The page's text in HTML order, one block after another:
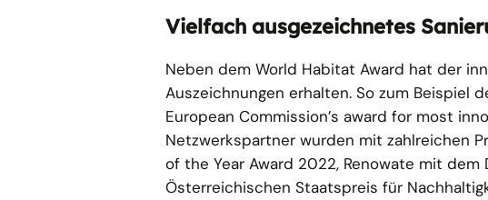
Vielfach ausgezeichnetes
Neben dem World Habitat Award hat der
Auszeichnungen erhalten. So zum Beispiel
European Commission’s award for most
Netzwerkspartner wurden mit zahlreichen
of the Year Award 2022, Renowate mit
Österreichischen Staatspreis für